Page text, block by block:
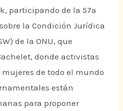
participando de la 57ª
la Condición Jurídica
de la ONU, que
donde activistas
mujeres de todo el mundo
están
para proponer